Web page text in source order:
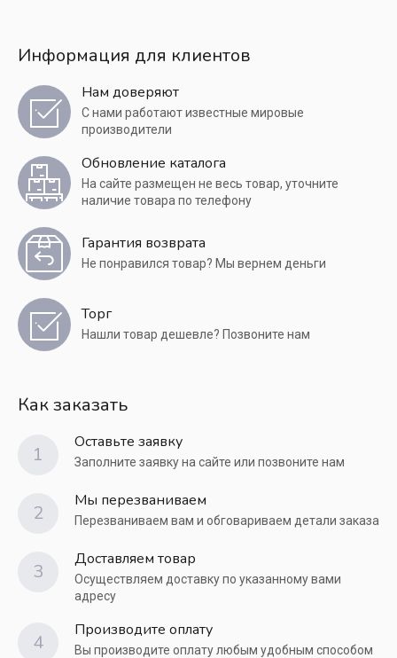
Информация для клиентов
Нам доверяют
С нами работают известные мировые
производители
Обновление каталога
На сайте размещен не весь товар, уточните
наличие товара по телефону
Гарантия возврата
Не понравился товар? Мы вернем деньги
Торг
Нашли товар дешевле? Позвоните нам
Как заказать
1
Оставьте заявку
Заполните заявку на сайте или позвоните нам
2
Мы перезваниваем
Перезваниваем вам и обговариваем детали заказа
3
Доставляем товар
Осуществляем доставку по указанному вами
адресу
4
Производите оплату
Вы производите оплату любым удобным способом